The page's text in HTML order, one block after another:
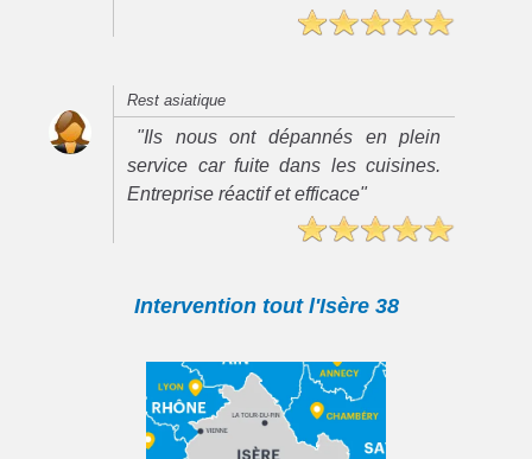
Rest asiatique
"Ils nous ont dépannés en plein
service car fuite dans les cuisines.
Entreprise réactif et efficace"
Intervention tout l'Isère 38